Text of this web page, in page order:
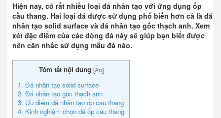
Hiện nay, có rất nhiều loại đá nhân tạo với ứng dụng ốp
cầu thang. Hai loại đá được sử dụng phổ biến hơn cả là đá
nhân tạo solid surface và đá nhân tạo gốc thạch anh. Xem
xét đặc điểm của các dòng đá này sẽ giúp bạn biết được
nên cân nhắc sử dụng mẫu đá nào.
Tóm tắt nội dung [Ẩn]
1. Đá nhân tạo solid surface
2. Đá nhân tạo gốc thạch anh
3. Ưu điểm đá nhân tạo ốp cầu thang
4. Kinh nghiệm chọn đá ốp cầu thang